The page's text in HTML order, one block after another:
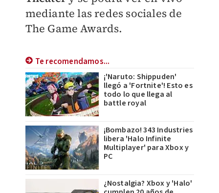
mediantelas redes sociales de
The Game Awards.
Te recomendamos...
¡'Naruto: Shippuden'
llegó a 'Fortnite'! Esto es
todo lo que llega al
battle royal
¡Bombazo! 343 Industries
libera 'Halo Infinite
Multiplayer' para Xbox y
PC
¿Nostalgia? Xbox y 'Halo'